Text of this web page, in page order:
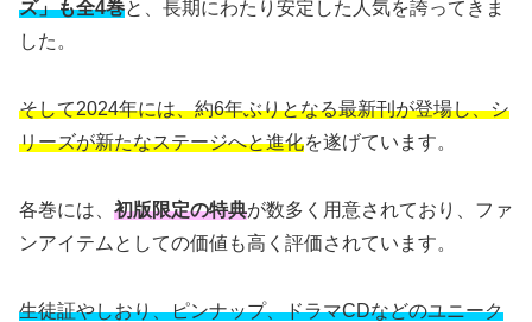
ズ」も全4巻と、長期にわたり安定した人気を誇ってきま
した。
そして2024年には、約6年ぶりとなる最新刊が登場し、シ
リーズが新たなステージへと進化を遂げています。
各巻には、 初版限定の特典が数多く用意されており、ファ
ンアイテムとしての価値も高く評価されています。
生徒証やしおり、ピンナップ、ドラマCDなどのユニーク